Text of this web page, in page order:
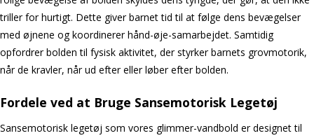
triller for hurtigt. Dette giver barnet tid til at følge dens bevægelser
med øjnene og koordinerer hånd-øje-samarbejdet. Samtidig
opfordrer bolden til fysisk aktivitet, der styrker barnets grovmotorik,
når de kravler, når ud efter eller løber efter bolden.
Fordele ved at Bruge Sansemotorisk Legetøj
Sansemotorisk legetøj som vores glimmer-vandbold er designet til